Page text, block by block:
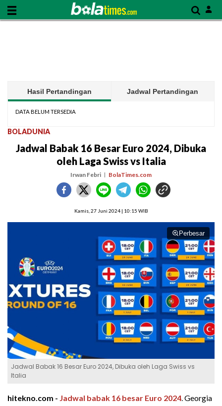
Hasil Pertandingan Jadwal Pertandingan
DATA BELUM TERSEDIA
BOLADUNIA
Jadwal Babak 16 Besar Euro 2024, Dibuka
oleh Laga Swiss vs Italia
Irwan Febri BolaTimes.com
Kamis, 27 Juni 2024 | 10:15 WIB
Perbesar
Jadwal Babak 16 Besar Euro 2024, Dibuka oleh Laga Swiss vs
Italia
hitekno.com - Jadwal babak 16 besar Euro 2024. Georgia